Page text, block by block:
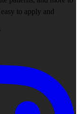
to apply and